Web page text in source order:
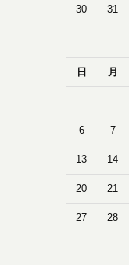
30 31
日
月
6 7
13 14
20 21
27 28